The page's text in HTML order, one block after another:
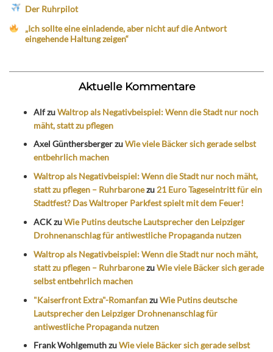
Der Ruhrpilot
„Ich sollte eine einladende, aber nicht auf die Antwort
eingehende Haltung zeigen“
Aktuelle Kommentare
AlfzuWaltrop als Negativbeispiel: Wenn die Stadt nur noch
mäht, statt zu pflegen
Axel GünthersbergerzuWie viele Bäcker sich gerade selbst
entbehrlich machen
Waltrop als Negativbeispiel: Wenn die Stadt nur noch mäht,
statt zu pflegen – Ruhrbaronezu 21 Euro Tageseintritt für ein
Stadtfest? Das Waltroper Parkfest spielt mit dem Feuer!
ACKzuWie Putins deutsche Lautsprecher den Leipziger
Drohnenanschlag für antiwestliche Propaganda nutzen
Waltrop als Negativbeispiel: Wenn die Stadt nur noch mäht,
statt zu pflegen – RuhrbaronezuWie viele Bäcker sich gerade
selbst entbehrlich machen
"Kaiserfront Extra"-RomanfanzuWie Putins deutsche
Lautsprecher den Leipziger Drohnenanschlag für
antiwestliche Propaganda nutzen
Frank WohlgemuthzuWie viele Bäcker sich gerade selbst